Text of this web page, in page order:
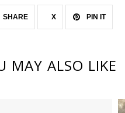
SHARE X PIN IT
MAY ALSO LIKE